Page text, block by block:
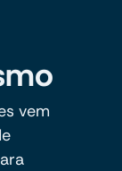
vem